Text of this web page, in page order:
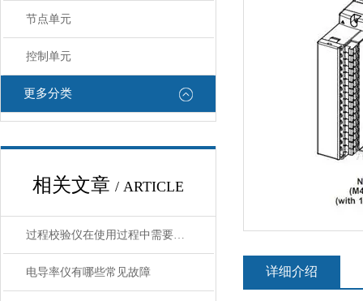
节点单元
控制单元
更多分类
相关文章 / ARTICLE
过程校验仪在使用过程中需要注意哪些安全问题
电导率仪有哪些常见故障 详细介绍